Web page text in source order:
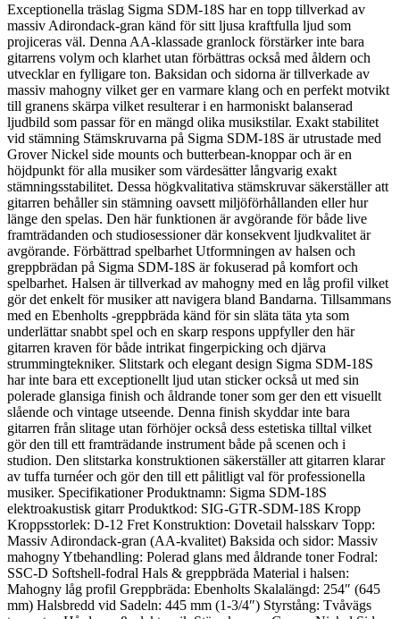
Exceptionella träslag Sigma SDM-18S har en topp tillverkad av
massiv Adirondack-gran känd för sitt ljusa kraftfulla ljud som
projiceras väl. Denna AA-klassade granlock förstärker inte bara
gitarrens volym och klarhet utan förbättras också med åldern och
utvecklar en fylligare ton. Baksidan och sidorna är tillverkade av
massiv mahogny vilket ger en varmare klang och en perfekt motvikt
till granens skärpa vilket resulterar i en harmoniskt balanserad
ljudbild som passar för en mängd olika musikstilar. Exakt stabilitet
vid stämning Stämskruvarna på Sigma SDM-18S är utrustade med
Grover Nickel side mounts och butterbean-knoppar och är en
höjdpunkt för alla musiker som värdesätter långvarig exakt
stämningsstabilitet. Dessa högkvalitativa stämskruvar säkerställer att
gitarren behåller sin stämning oavsett miljöförhållanden eller hur
länge den spelas. Den här funktionen är avgörande för både live
framträdanden och studiosessioner där konsekvent ljudkvalitet är
avgörande. Förbättrad spelbarhet Utformningen av halsen och
greppbrädan på Sigma SDM-18S är fokuserad på komfort och
spelbarhet. Halsen är tillverkad av mahogny med en låg profil vilket
gör det enkelt för musiker att navigera bland Bandarna. Tillsammans
med en Ebenholts -greppbräda känd för sin släta täta yta som
underlättar snabbt spel och en skarp respons uppfyller den här
gitarren kraven för både intrikat fingerpicking och djärva
strummingtekniker. Slitstark och elegant design Sigma SDM-18S
har inte bara ett exceptionellt ljud utan sticker också ut med sin
polerade glansiga finish och åldrande toner som ger den ett visuellt
slående och vintage utseende. Denna finish skyddar inte bara
gitarren från slitage utan förhöjer också dess estetiska tilltal vilket
gör den till ett framträdande instrument både på scenen och i
studion. Den slitstarka konstruktionen säkerställer att gitarren klarar
av tuffa turnéer och gör den till ett pålitligt val för professionella
musiker. Specifikationer Produktnamn: Sigma SDM-18S
elektroakustisk gitarr Produktkod: SIG-GTR-SDM-18S Kropp
Kroppsstorlek: D-12 Fret Konstruktion: Dovetail halsskarv Topp:
Massiv Adirondack-gran (AA-kvalitet) Baksida och sidor: Massiv
mahogny Ytbehandling: Polerad glans med åldrande toner Fodral:
SSC-D Softshell-fodral Hals & greppbräda Material i halsen:
Mahogny låg profil Greppbräda: Ebenholts Skalalängd: 254″ (645
mm) Halsbredd vid Sadeln: 445 mm (1-3/4″) Styrstång: Tvåvägs